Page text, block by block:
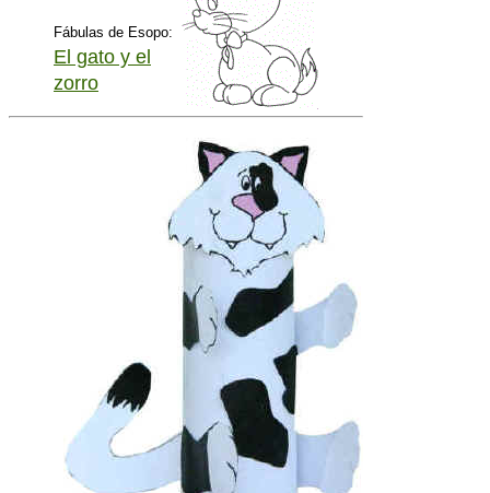
Fábulas de Esopo:
El gato y el
zorro